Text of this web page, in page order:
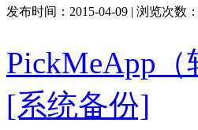
发布时间： 2015-04-09 | 浏览次数：
PickMeApp
[系统备份]